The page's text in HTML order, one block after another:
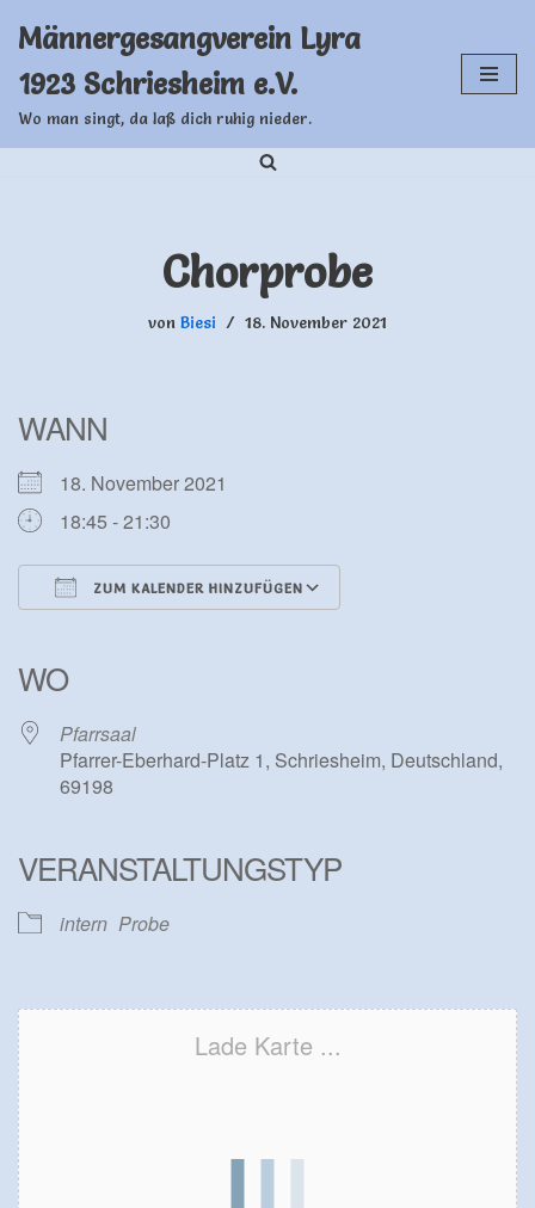
Inhalt
springen
Männergesangverein Lyra
1923 Schriesheim e.V.
Wo man singt, da laß dich ruhig nieder.
Chorprobe
von Biesi 18. November 2021
WANN
18. November 2021
18:45 - 21:30
ZUM KALENDER HINZUFÜGEN
WO
Pfarrsaal
Pfarrer-Eberhard-Platz 1, Schriesheim, Deutschland,
69198
VERANSTALTUNGSTYP
intern Probe
Lade Karte ...